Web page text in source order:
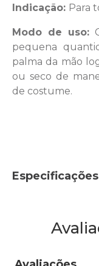
Indicação: Para
Modo de uso:
pequena
palma da mão
ou seco de
de costume.
Especificações